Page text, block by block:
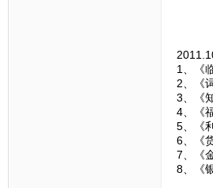
1、
2
3、
4、
5、
6、
7
8